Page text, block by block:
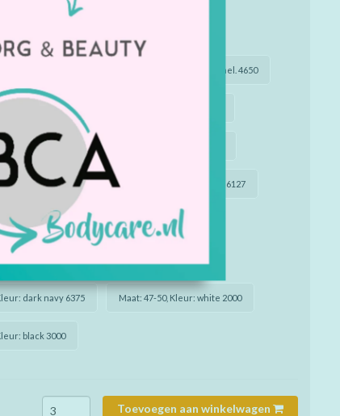
Maat: 43-46, Kleur: sand mel. 4650
white 2000
golf 7408 Maat: 47-50, Kleur: military 7826
scarlet 8828 Maat: 47-50, Kleur: navy mel. 6127
sand mel. 4650
dark navy 6375 Maat: 47-50, Kleur: white 2000
black 3000
Toevoegen aan winkelwagen